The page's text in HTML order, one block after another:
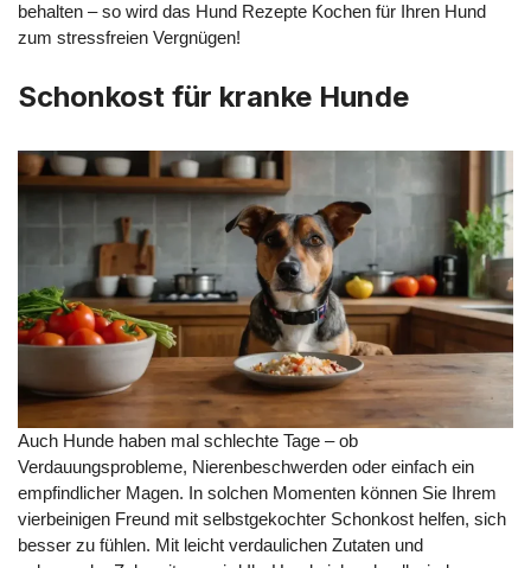
behalten – so wird das Hund Rezepte Kochen für Ihren Hund
zum stressfreien Vergnügen!
Schonkost für kranke Hunde
Auch Hunde haben mal schlechte Tage – ob
Verdauungsprobleme, Nierenbeschwerden oder einfach ein
empfindlicher Magen. In solchen Momenten können Sie Ihrem
vierbeinigen Freund mit selbstgekochter Schonkost helfen, sich
besser zu fühlen. Mit leicht verdaulichen Zutaten und